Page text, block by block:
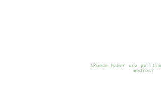
¿Puede haber una
medios?